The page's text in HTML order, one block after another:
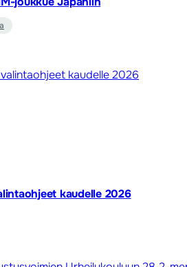
kaudelle 2026